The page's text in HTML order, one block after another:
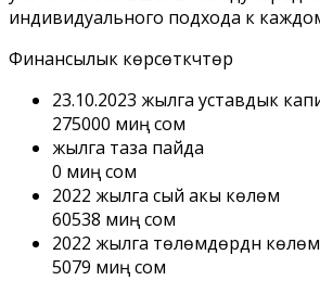
индивидуального подхода к
Финансылык көрсөткүчтөр
23.10.2023 жылга уставдык
275000 миң сом
жылга таза пайда
0 миң сом
2022 жылга сый акы көлөмү
60538 миң сом
2022 жылга төлөмдөрдүн көлөмү
5079 миң сом